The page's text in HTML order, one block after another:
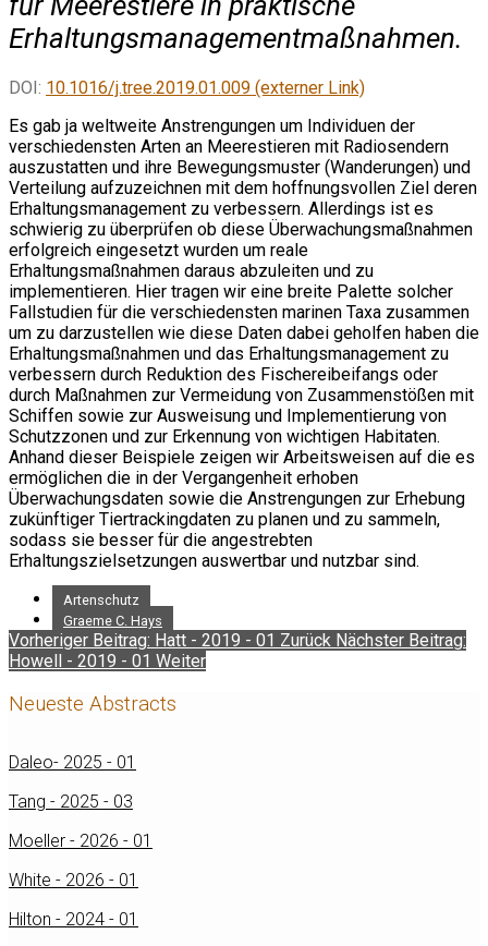
Erhaltungsmanagementmaßnahmen.
DOI: 10.1016/j.tree.2019.01.009 (externer Link)
Es gab ja weltweite Anstrengungen um Individuen der
verschiedensten Arten an Meerestieren mit Radiosendern
auszustatten und ihre Bewegungsmuster (Wanderungen) und
Verteilung aufzuzeichnen mit dem hoffnungsvollen Ziel deren
Erhaltungsmanagement zu verbessern. Allerdings ist es
schwierig zu überprüfen ob diese Überwachungsmaßnahmen
erfolgreich eingesetzt wurden um reale
Erhaltungsmaßnahmen daraus abzuleiten und zu
implementieren. Hier tragen wir eine breite Palette solcher
Fallstudien für die verschiedensten marinen Taxa zusammen
um zu darzustellen wie diese Daten dabei geholfen haben die
Erhaltungsmaßnahmen und das Erhaltungsmanagement zu
verbessern durch Reduktion des Fischereibeifangs oder
durch Maßnahmen zur Vermeidung von Zusammenstößen mit
Schiffen sowie zur Ausweisung und Implementierung von
Schutzzonen und zur Erkennung von wichtigen Habitaten.
Anhand dieser Beispiele zeigen wir Arbeitsweisen auf die es
ermöglichen die in der Vergangenheit erhoben
Überwachungsdaten sowie die Anstrengungen zur Erhebung
zukünftiger Tiertrackingdaten zu planen und zu sammeln,
sodass sie besser für die angestrebten
Erhaltungszielsetzungen auswertbar und nutzbar sind.
Artenschutz
Graeme C. Hays
Vorheriger Beitrag: Hatt - 2019 - 01 Zurück Nächster Beitrag:
Howell - 2019 - 01 Weiter
Neueste Abstracts
Daleo- 2025 - 01
Tang - 2025 - 03
Moeller - 2026 - 01
White - 2026 - 01
Hilton - 2024 - 01